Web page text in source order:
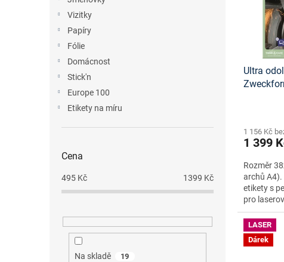
Vizitky
Papíry
Fólie
Domácnost
Stick'n
Europe 100
Etikety na míru
Cena
495 Kč 1399 Kč
Na skladě 19
Ultra
1 156 Kč
1 399
Rozměr
archů A4).
etikety s
pro
LASER
Dárek